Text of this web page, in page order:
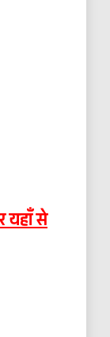
यहाँ से